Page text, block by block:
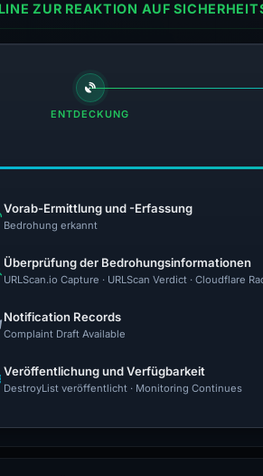
ZUR REAKTION AUF
ENTDECKUNG
Vorab-Ermittlung und -Erfassung
Bedrohung erkannt
Überprüfung der Bedrohungsinformationen
URLScan.io Capture · URLScan Verdict · Cloudflare
Notification Records
Complaint Draft Available
Veröffentlichung und Verfügbarkeit
DestroyList veröffentlicht · Monitoring Continues